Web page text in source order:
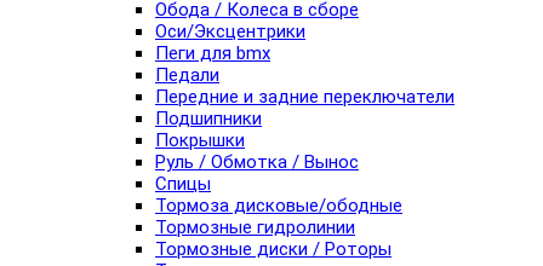
Обода / Колеса в сборе
Оси/Эксцентрики
Пеги для bmx
Педали
Передние и задние переключатели
Подшипники
Покрышки
Руль / Обмотка / Вынос
Спицы
Тормоза дисковые/ободные
Тормозные гидролинии
Тормозные диски / Роторы